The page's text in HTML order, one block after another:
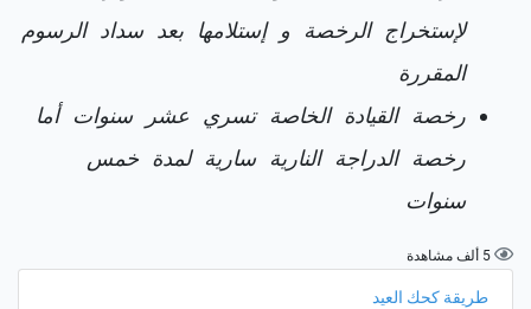
لإستخراج الرخصة و إستلامها بعد سداد الرسوم
المقررة
رخصة القيادة الخاصة تسري عشر سنوات أما
رخصة الدراجة النارية سارية لمدة خمس
سنوات
5 ألف مشاهدة
طريقة كحك العيد